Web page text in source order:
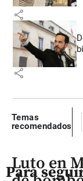
share
share
Temas
recomendados
Para
Luto en